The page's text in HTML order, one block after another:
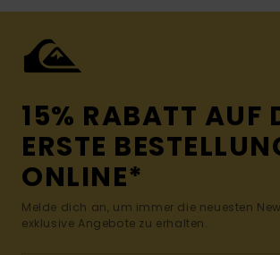
15% RABATT AUF
ERSTE
ONLINE*
Melde dich an, um immer die neuesten
exklusive Angebote zu erhalten.